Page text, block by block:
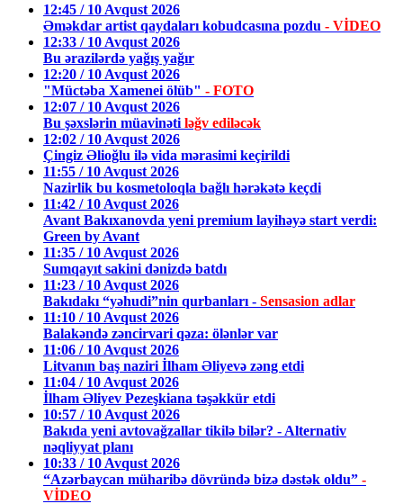
12:45 / 10 Avqust 2026
Əməkdar artist qaydaları kobudcasına pozdu - VİDEO
12:33 / 10 Avqust 2026
Bu ərazilərdə yağış yağır
12:20 / 10 Avqust 2026
"Müctəba Xamenei ölüb" - FOTO
12:07 / 10 Avqust 2026
Bu şəxslərin müavinəti ləğv ediləcək
12:02 / 10 Avqust 2026
Çingiz Əlioğlu ilə vida mərasimi keçirildi
11:55 / 10 Avqust 2026
Nazirlik bu kosmetoloqla bağlı hərəkətə keçdi
11:42 / 10 Avqust 2026
Avant Bakıxanovda yeni premium layihəyə start verdi:
Green by Avant
11:35 / 10 Avqust 2026
Sumqayıt sakini dənizdə batdı
11:23 / 10 Avqust 2026
Bakıdakı “yəhudi”nin qurbanları - Sensasion adlar
11:10 / 10 Avqust 2026
Balakəndə zəncirvari qəza: ölənlər var
11:06 / 10 Avqust 2026
Litvanın baş naziri İlham Əliyevə zəng etdi
11:04 / 10 Avqust 2026
İlham Əliyev Pezeşkiana təşəkkür etdi
10:57 / 10 Avqust 2026
Bakıda yeni avtovağzallar tikilə bilər? - Alternativ
nəqliyyat planı
10:33 / 10 Avqust 2026
“Azərbaycan müharibə dövründə bizə dəstək oldu” -
VİDEO